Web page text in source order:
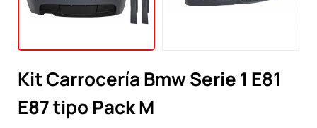
Kit Carrocería Bmw Serie 1 E81
E87 tipo Pack M